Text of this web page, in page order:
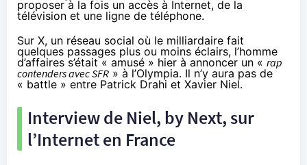
proposer à la fois un accès à Internet, de la
télévision et une ligne de téléphone.
Sur X, un réseau social où le milliardaire fait
quelques passages plus ou moins éclairs, l’homme
d’affaires s’était « amusé » hier à annoncer un « rap
contenders avec SFR » à l’Olympia. Il n’y aura pas de
« battle » entre Patrick Drahi et Xavier Niel.
Interview de Niel, by Next, sur
l’Internet en France